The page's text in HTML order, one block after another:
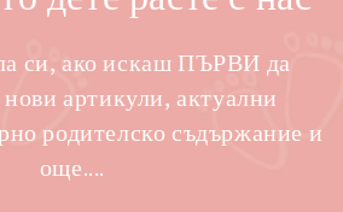
си, ако искаш ПЪРВИ да
артикули, актуални
родителско съдържание и
още....